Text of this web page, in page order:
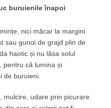
buruienile înapoi
nici măcar la margini.
sau gunoi de grajd plin de
haotic și nu lăsa solul
pentru că lumina și
de buruieni.
mulcire, udare prin picurare